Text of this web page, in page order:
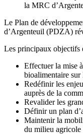
la MRC
Le Plan de
d’Argenteuil (PDZA)
Les principaux objectifs
Effectuer la mise
bioalimentaire sur
Redéfinir les
auprès de la
Revalider les
Définir un plan
Maintenir la
du milieu agricole